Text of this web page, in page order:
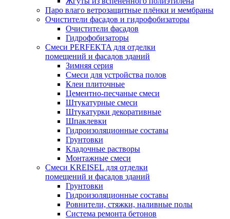
Паро влаго ветрозащитные плёнки и мембраны
Очистители фасадов и гидрофобизаторы
Очистители фасадов
Гидрофобизаторы
Смеси PERFEKTA для отделки
помещений и фасадов зданий
Зимняя серия
Смеси для устройства полов
Клеи плиточные
Цементно-песчаные смеси
Штукатурные смеси
Штукатурки декоративные
Шпаклевки
Гидроизоляционные составы
Грунтовки
Кладочные растворы
Монтажные смеси
Смеси KREISEL для отделки
помещений и фасадов зданий
Грунтовки
Гидроизоляционные составы
Ровнители, стяжки, наливные полы
Cистема ремонта бетонов